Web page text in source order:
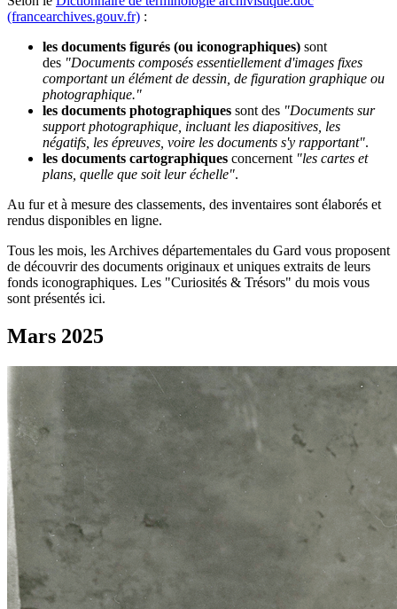
(francearchives.gouv.fr) :
les documents figurés (ou iconographiques) sont
des "Documents composés essentiellement d'images fixes
comportant un élément de dessin, de figuration graphique ou
photographique."
les documents photographiques sont des "Documents sur
support photographique, incluant les diapositives, les
négatifs, les épreuves, voire les documents s'y rapportant".
les documents cartographiques concernent "les cartes et
plans, quelle que soit leur échelle".
Au fur et à mesure des classements, des inventaires sont élaborés et
rendus disponibles en ligne.
Tous les mois, les Archives départementales du Gard vous proposent
de découvrir des documents originaux et uniques extraits de leurs
fonds iconographiques. Les "Curiosités & Trésors" du mois vous
sont présentés ici.
Mars 2025